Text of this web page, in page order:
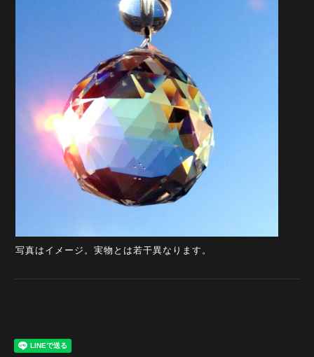
写真はイメージ。実物とは若干異なります。